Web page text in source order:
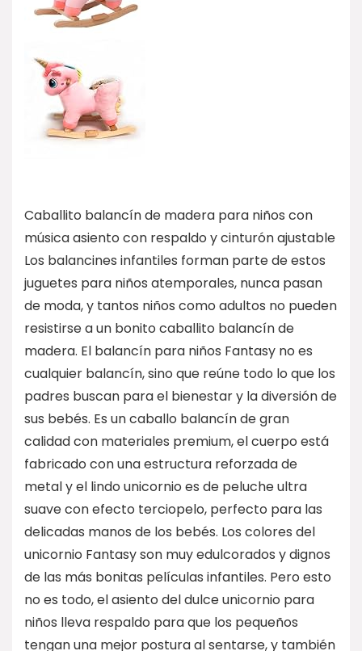
Caballito balancín de madera para niños con
música asiento con respaldo y cinturón ajustable
Los balancines infantiles forman parte de estos
juguetes para niños atemporales, nunca pasan
de moda, y tantos niños como adultos no pueden
resistirse a un bonito caballito balancín de
madera. El balancín para niños Fantasy no es
cualquier balancín, sino que reúne todo lo que los
padres buscan para el bienestar y la diversión de
sus bebés. Es un caballo balancín de gran
calidad con materiales premium, el cuerpo está
fabricado con una estructura reforzada de
metal y el lindo unicornio es de peluche ultra
suave con efecto terciopelo, perfecto para las
delicadas manos de los bebés. Los colores del
unicornio Fantasy son muy edulcorados y dignos
de las más bonitas películas infantiles. Pero esto
no es todo, el asiento del dulce unicornio para
niños lleva respaldo para que los pequeños
tengan una mejor postura al sentarse, y también